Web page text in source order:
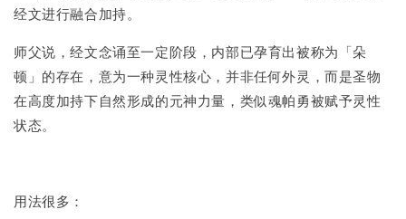
经文进行融合加持。
师父说，经文念诵至一定阶段，内部已孕育出被称为「朵
顿」的存在，意为一种灵性核心，并非任何外灵，而是圣物
在高度加持下自然形成的元神力量，类似魂帕勇被赋予灵性
状态。
用法很多：